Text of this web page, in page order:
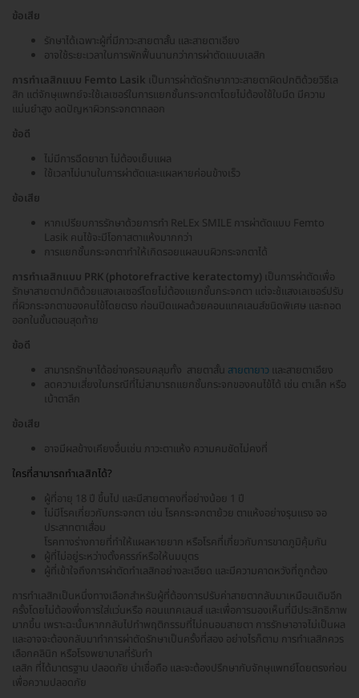
ข้อเสีย
รักษาได้เฉพาะผู้ที่มีภาวะสายตาสั้น และสายตาเอียง
อาจใช้ระยะเวลาในการพักฟื้นนานกว่าการผ่าตัดแบบเลสิก
การทำเลสิกแบบ Femto Lasik เป็นการผ่าตัดรักษาภาวะสายตาผิดปกติด้วยวิธีเล
สิก แต่จักษุแพทย์จะใช้เลเซอร์ในการแยกชั้นกระจกตาโดยไม่ต้องใช้ใบมีด มีความ
แม่นยำสูง ลดปัญหาผิวกระจกตาถลอก
ข้อดี
ไม่มีการฉีดยาชา ไม่ต้องเย็บแผล
ใช้เวลาไม่นานในการผ่าตัดและแผลหายค่อนข้างเร็ว
ข้อเสีย
หากเปรียบการรักษาด้วยการทำ ReLEx SMILE การผ่าตัดแบบ Femto
Lasik คนไข้จะมีโอกาสตาแห้งมากกว่า
การแยกชั้นกระจกตาทำให้เกิดรอยแผลบนผิวกระจกตาได้
การทำเลสิกแบบ PRK (photorefractive keratectomy) เป็นการผ่าตัดเพื่อ
รักษาสายตาปกติด้วยแสงเลเซอร์โดยไม่ต้องแยกชั้นกระจกตา แต่จะช้แสงเลเซอร์ปรับ
ที่ผิวกระจกตาของคนไข้โดยตรง ก่อนปิดแผลด้วยคอนแทคเลนส์ชนิดพิเศษ และถอด
ออกในขั้นตอนสุดท้าย
ข้อดี
สามารถรักษาได้อย่างครอบคลุมทั้ง สายตาสั้น สายตายาว และสายตาเอียง
ลดความเสี่ยงในกรณีที่ไม่สามารถแยกชั้นกระจกของคนไข้ได้ เช่น ตาเล็ก หรือ
เบ้าตาลึก
ข้อเสีย
อาจมีผลข้างเคียงอื่นเช่น ภาวะตาแห้ง ความคมชัดไม่คงที่
ใครที่สามารถทำเลสิกได้?
ผู้ที่อายุ 18 ปี ขึ้นไป และมีสายตาคงที่อย่างน้อย 1 ปี
ไม่มีโรคเกี่ยวกับกระจกตา เช่น โรคกระจกตาย้วย ตาแห้งอย่างรุนแรง จอ
ประสาทตาเสื่อม
โรคทางร่างกายที่ทำให้แผลหายยาก หรือโรคที่เกี่ยวกับการขาดภูมิคุ้มกัน
ผู้ที่ไม่อยู่ระหว่างตั้งครรภ์หรือให้นมบุตร
ผู้ที่เข้าใจถึงการผ่าตัดทำเลสิกอย่างละเอียด และมีความคาดหวังที่ถูกต้อง
การทำเลสิกเป็นหนึ่งทางเลือกสำหรับผู้ที่ต้องการปรับค่าสายตากลับมาเหมือนเดิมอีก
ครั้งโดยไม่ต้องพึ่งการใส่แว่นหรือ คอนแทคเลนส์ และเพื่อการมองเห็นที่มีประสิทธิภาพ
มากขึ้น เพราะฉะนั้นหากกลับไปทำพฤติกรรมที่ไม่ถนอมสายตา การรักษาอาจไม่เป็นผล
และอาจจะต้องกลับมาทำการผ่าตัดรักษาเป็นครั้งที่สอง อย่างไรก็ตาม การทำเลสิกควร
เลือกคลินิก หรือโรงพยาบาลที่รับทำ
เลสิก ที่ได้มาตรฐาน ปลอดภัย น่าเชื่อถือ และจะต้องปรึกษากับจักษุแพทย์โดยตรงก่อน
เพื่อความปลอดภัย